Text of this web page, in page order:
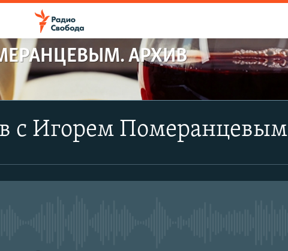
АРХИВ
с Игорем Померанцевым